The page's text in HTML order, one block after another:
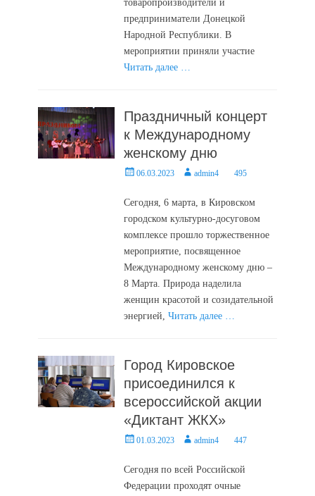
товаропроизводители и
предприниматели Донецкой
Народной Республики. В
мероприятии приняли участие
Читать далее …
Праздничный концерт
к Международному
женскому дню
Posted06.03.2023 Authoradmin4 495
Сегодня, 6 марта, в Кировском
городском культурно-досуговом
комплексе прошло торжественное
мероприятие, посвященное
Международному женскому дню –
8 Марта. Природа наделила
женщин красотой и созидательной
энергией,Читать далее …
Город Кировское
присоединился к
всероссийской акции
«Диктант ЖКХ»
Posted01.03.2023 Authoradmin4 447
Сегодня по всей Российской
Федерации проходят очные